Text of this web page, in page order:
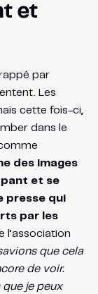
et
par
Les
cette fois-ci,
dans le
des images
et se
presse qui
par les
que cela
de voir.
je peux